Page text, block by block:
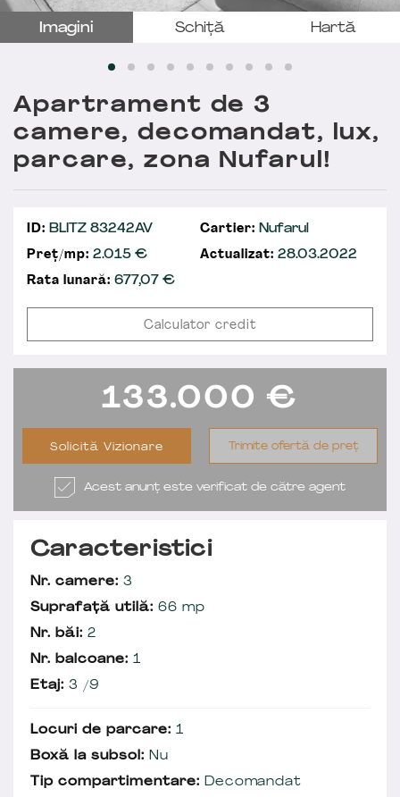
Imagini Schiță Hartă
Apartrament de 3
camere, decomandat, lux,
parcare, zona Nufarul!
ID: BLITZ 83242AV Cartier: Nufarul
Preț/mp: 2.015 € Actualizat: 28.03.2022
Rata lunară: 677,07 €
Calculator credit
133.000 €
Solicită Vizionare Trimite ofertă de preț
Acest anunț este verificat de către agent
Caracteristici
Nr. camere: 3
Suprafață utilă: 66 mp
Nr. băi: 2
Nr. balcoane: 1
Etaj: 3 /9
Locuri de parcare: 1
Boxă la subsol: Nu
Tip compartimentare: Decomandat